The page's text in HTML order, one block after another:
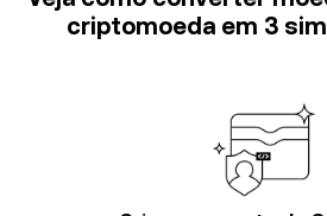
criptomoeda em 3